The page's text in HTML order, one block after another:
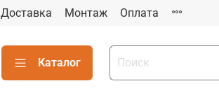
Доставка Монтаж Оплата
Каталог